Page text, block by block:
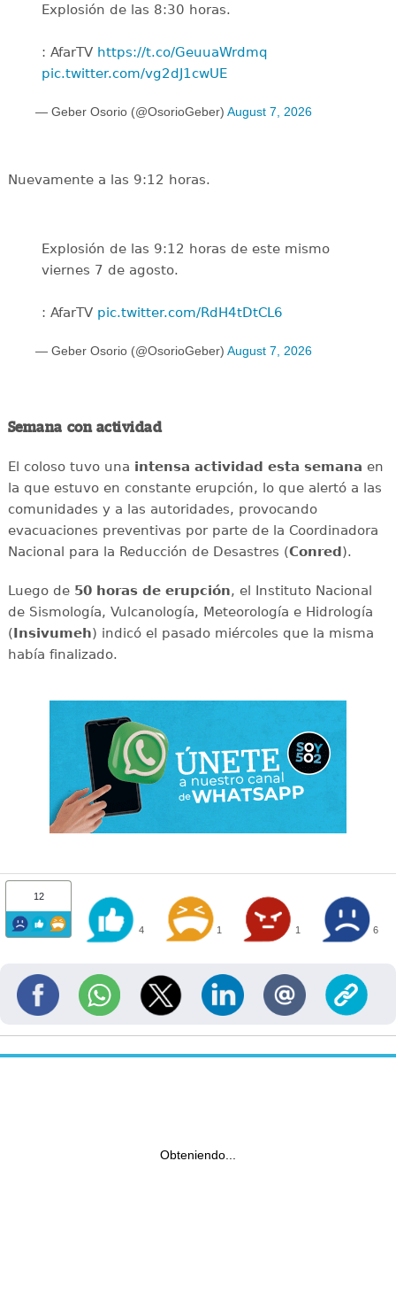
Explosión de las 8:30 horas.
: AfarTV https://t.co/GeuuaWrdmq
pic.twitter.com/vg2dJ1cwUE
— Geber Osorio (@OsorioGeber) August 7, 2026
Nuevamente a las 9:12 horas.
Explosión de las 9:12 horas de este mismo
viernes 7 de agosto.
: AfarTV pic.twitter.com/RdH4tDtCL6
— Geber Osorio (@OsorioGeber) August 7, 2026
Semana con actividad
El coloso tuvo una intensa actividad esta semana en
la que estuvo en constante erupción, lo que alertó a las
comunidades y a las autoridades, provocando
evacuaciones preventivas por parte de la Coordinadora
Nacional para la Reducción de Desastres (Conred).
Luego de 50 horas de erupción, el Instituto Nacional
de Sismología, Vulcanología, Meteorología e Hidrología
(Insivumeh) indicó el pasado miércoles que la misma
había finalizado.
12
4 1 1 6
Obteniendo...